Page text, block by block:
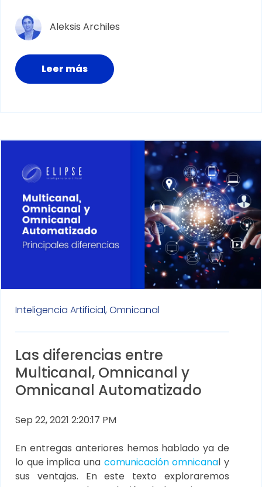
Aleksis Archiles
Leer más
Inteligencia Artificial,Omnicanal
Las diferencias entre
Multicanal, Omnicanal y
Omnicanal Automatizado
Sep 22, 2021 2:20:17 PM
En entregas anteriores hemos hablado ya de
lo que implica una comunicación omnicanal y
sus ventajas. En este texto exploraremos